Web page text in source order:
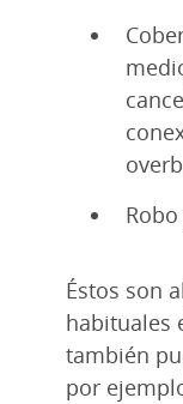
Éstos son
habituales
también
por